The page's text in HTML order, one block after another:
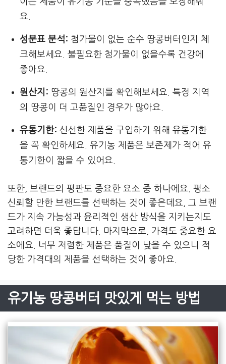
요.
성분표 분석: 첨가물이 없는 순수 땅콩버터인지 체
크해보세요. 불필요한 첨가물이 없을수록 건강에
좋아요.
원산지: 땅콩의 원산지를 확인해보세요. 특정 지역
의 땅콩이 더 고품질인 경우가 많아요.
유통기한: 신선한 제품을 구입하기 위해 유통기한
을 꼭 확인하세요. 유기농 제품은 보존제가 적어 유
통기한이 짧을 수 있어요.
또한, 브랜드의 평판도 중요한 요소 중 하나에요. 평소
신뢰할 만한 브랜드를 선택하는 것이 좋은데요, 그 브랜
드가 지속 가능성과 윤리적인 생산 방식을 지키는지도
고려하면 더욱 좋답니다. 마지막으로, 가격도 중요한 요
소에요. 너무 저렴한 제품은 품질이 낮을 수 있으니 적
당한 가격대의 제품을 선택하는 것이 좋아요.
유기농 땅콩버터 맛있게 먹는 방법